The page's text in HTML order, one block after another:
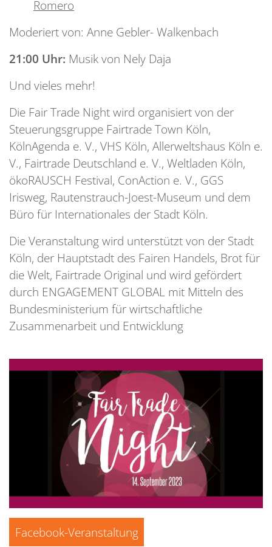
Romero
Moderiert von: Anne Gebler- Walkenbach
21:00 Uhr: Musik von Nely Daja
Und vieles mehr!
Die Fair Trade Night wird organisiert von der
Steuerungsgruppe Fairtrade Town Köln,
KölnAgenda e. V., VHS Köln, Allerweltshaus Köln e.
V., Fairtrade Deutschland e. V., Weltladen Köln,
ökoRAUSCH Festival, ConAction e. V., GGS
Irisweg, Rautenstrauch-Joest-Museum und dem
Büro für Internationales der Stadt Köln.
Die Veranstaltung wird unterstützt von der Stadt
Köln, der Hauptstadt des Fairen Handels, Brot für
die Welt, Fairtrade Original und wird gefördert
durch ENGAGEMENT GLOBAL mit Mitteln des
Bundesministerium für wirtschaftliche
Zusammenarbeit und Entwicklung
Facebook-Veranstaltung